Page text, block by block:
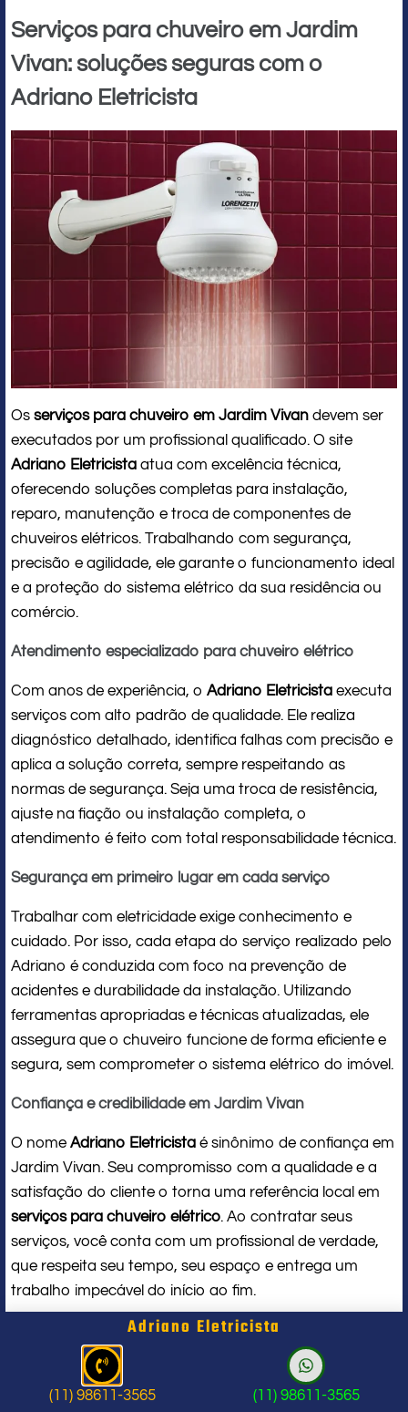
Serviços para chuveiro em Jardim
Vivan: soluções seguras com o
Adriano Eletricista
Os serviços para chuveiro em Jardim Vivan devem ser
executados por um profissional qualificado. O site
Adriano Eletricista atua com excelência técnica,
oferecendo soluções completas para instalação,
reparo, manutenção e troca de componentes de
chuveiros elétricos. Trabalhando com segurança,
precisão e agilidade, ele garante o funcionamento ideal
e a proteção do sistema elétrico da sua residência ou
comércio.
Atendimento especializado para chuveiro elétrico
Com anos de experiência, o Adriano Eletricista executa
serviços com alto padrão de qualidade. Ele realiza
diagnóstico detalhado, identifica falhas com precisão e
aplica a solução correta, sempre respeitando as
normas de segurança. Seja uma troca de resistência,
ajuste na fiação ou instalação completa, o
atendimento é feito com total responsabilidade técnica.
Segurança em primeiro lugar em cada serviço
Trabalhar com eletricidade exige conhecimento e
cuidado. Por isso, cada etapa do serviço realizado pelo
Adriano é conduzida com foco na prevenção de
acidentes e durabilidade da instalação. Utilizando
ferramentas apropriadas e técnicas atualizadas, ele
assegura que o chuveiro funcione de forma eficiente e
segura, sem comprometer o sistema elétrico do imóvel.
Confiança e credibilidade em Jardim Vivan
O nome Adriano Eletricista é sinônimo de confiança em
Jardim Vivan. Seu compromisso com a qualidade e a
satisfação do cliente o torna uma referência local em
serviços para chuveiro elétrico. Ao contratar seus
serviços, você conta com um profissional de verdade,
que respeita seu tempo, seu espaço e entrega um
trabalho impecável do início ao fim.
Problema com chuveiro: sinais que
indicam a hora de chamar um
profissional
Adriano Eletricista
(11) 98611-3565 (11) 98611-3565